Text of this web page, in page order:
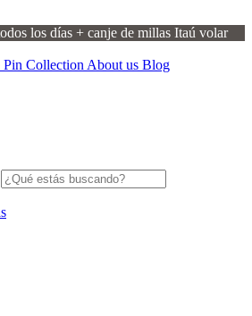
los días + canje de millas Itaú volar
Pin Collection About us Blog